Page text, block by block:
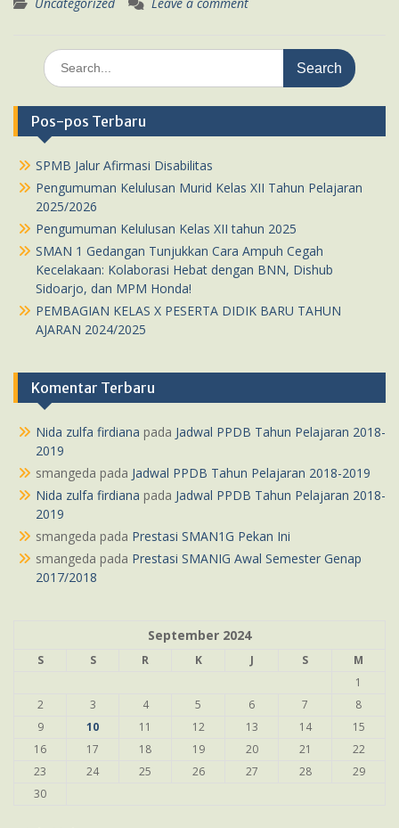
Search
for:
Pos-pos Terbaru
SPMB Jalur Afirmasi Disabilitas
Pengumuman Kelulusan Murid Kelas XII Tahun Pelajaran
2025/2026
Pengumuman Kelulusan Kelas XII tahun 2025
SMAN 1 Gedangan Tunjukkan Cara Ampuh Cegah
Kecelakaan: Kolaborasi Hebat dengan BNN, Dishub
Sidoarjo, dan MPM Honda!
PEMBAGIAN KELAS X PESERTA DIDIK BARU TAHUN
AJARAN 2024/2025
Komentar Terbaru
Nida zulfa firdiana pada Jadwal PPDB Tahun Pelajaran 2018-
2019
smangeda pada Jadwal PPDB Tahun Pelajaran 2018-2019
Nida zulfa firdiana pada Jadwal PPDB Tahun Pelajaran 2018-
2019
smangeda pada Prestasi SMAN1G Pekan Ini
smangeda pada Prestasi SMANIG Awal Semester Genap
2017/2018
September 2024
S S R K J S
M
1
2
3 4 5 6 7
8
9
10 11 12 13 14
15
16
17 18 19 20 21
22
23
24 25 26 27 28
29
30